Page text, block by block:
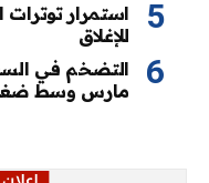
استمرار
للإغلاق
التضخم في
مارس وسط